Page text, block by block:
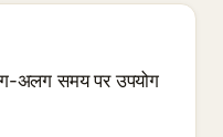
अलग समय पर उपयोग